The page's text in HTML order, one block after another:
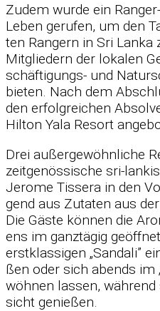
Zu­dem wurde ein
Le­ben ge­ru­fen, um den
ten Ran­gern in Sri Lanka
Mit­glie­dern der lo­ka­len
schäf­ti­gungs- und
bie­ten. Nach dem
den er­folg­rei­chen
Hil­ton Yala Re­sort
Drei au­ßer­ge­wöhn­li­che
zeit­ge­nös­si­sche sri-
Je­rome Tis­sera in den
gend aus Zu­ta­ten aus
Die Gäste kön­nen die
ens im ganz­tä­gig
erst­klas­si­gen „San­dali”
ßen oder sich abends im
wöh­nen las­sen,
sicht ge­nie­ßen.